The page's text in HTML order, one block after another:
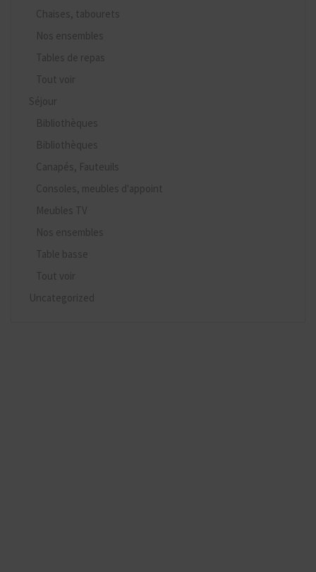
Chaises, tabourets
Nos ensembles
Tables de repas
Tout voir
Séjour
Bibliothèques
Bibliothèques
Canapés, Fauteuils
Consoles, meubles d'appoint
Meubles TV
Nos ensembles
Table basse
Tout voir
Uncategorized